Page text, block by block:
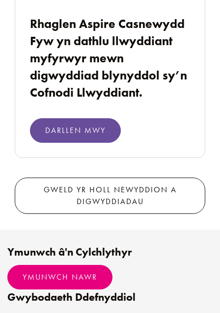
Rhaglen Aspire Casnewydd
Fyw yn dathlu llwyddiant
myfyrwyr mewn
digwyddiad blynyddol sy’n
Cofnodi Llwyddiant.
DARLLEN MWY
GWELD YR HOLL NEWYDDION A
DIGWYDDIADAU
Gwybodaeth Ddefnyddiol
Ymunwch â'n Cylchlythyr
YMUNWCH NAWR